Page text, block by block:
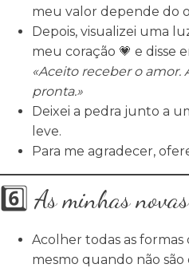
meu valor depende do
Depois, visualizei uma
meu coração 💗 e disse
«Aceito receber o amor.
pronta.»
Deixei a pedra junto a
leve.
Para me agradecer,
6️⃣ As minhas
Acolher todas as
mesmo quando não são